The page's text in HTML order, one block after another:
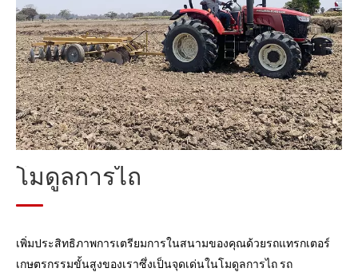
โมดูลเก็บเกี่ยว
โมดูลการประมวลผลข้าวหลังการเก็บเกี่ยว
โมดูลการประมวลผลฟาง
โมดูลการไถ
เพิ่มประสิทธิภาพการเตรียมการในสนามของคุณด้วยรถแทรกเตอร์
เกษตรกรรมขั้นสูงของเราซึ่งเป็นจุดเด่นในโมดูลการไถ รถ